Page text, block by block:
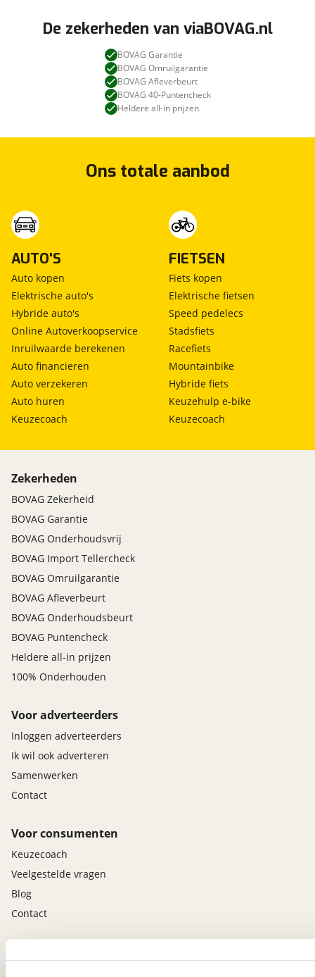
De zekerheden van viaBOVAG.nl
BOVAG Garantie
BOVAG Omruilgarantie
BOVAG Afleverbeurt
BOVAG 40-Puntencheck
Heldere all-in prijzen
Ons totale aanbod
AUTO'S
Auto kopen
Elektrische auto's
Hybride auto's
Online Autoverkoopservice
Inruilwaarde berekenen
Auto financieren
Auto verzekeren
Auto huren
Keuzecoach
FIETSEN
Fiets kopen
Elektrische fietsen
Speed pedelecs
Stadsfiets
Racefiets
Mountainbike
Hybride fiets
Keuzehulp e-bike
Keuzecoach
Zekerheden
BOVAG Zekerheid
BOVAG Garantie
BOVAG Onderhoudsvrij
BOVAG Import Tellercheck
BOVAG Omruilgarantie
BOVAG Afleverbeurt
BOVAG Onderhoudsbeurt
BOVAG Puntencheck
Heldere all-in prijzen
100% Onderhouden
Voor adverteerders
Inloggen adverteerders
Ik wil ook adverteren
Samenwerken
Contact
Voor consumenten
Keuzecoach
Veelgestelde vragen
Blog
Contact
viaBOVAG.nl app